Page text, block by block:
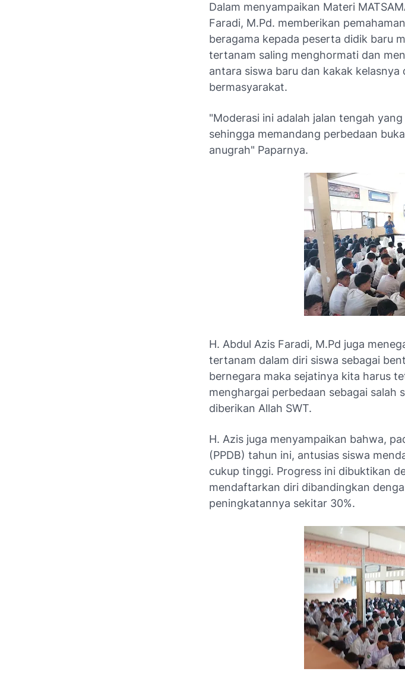
Dalam menyampaikan Materi
Faradi, M.Pd. memberikan
beragama kepada peserta didik baru
tertanam saling menghormati dan
antara siswa baru dan kakak
bermasyarakat.
"Moderasi ini adalah jalan tengah
sehingga memandang perbedaan
anugrah" Paparnya.
H. Abdul Azis Faradi, M.Pd juga
tertanam dalam diri siswa sebagai
bernegara maka sejatinya kita harus
menghargai perbedaan sebagai salah
diberikan Allah SWT.
H. Azis juga menyampaikan bahwa,
(PPDB) tahun ini, antusias siswa
cukup tinggi. Progress ini dibuktikan
mendaftarkan diri dibandingkan
peningkatannya sekitar 30%.